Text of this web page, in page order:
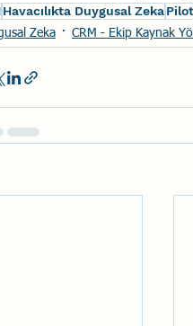
Havacılıkta Duygusal ZekaPilot
Zeka CRM - Ekip Kaynak